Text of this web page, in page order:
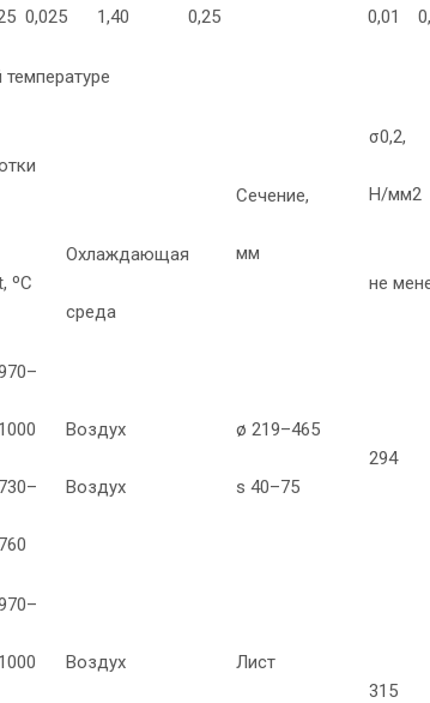
0,025 1,40 0,25 0,01
Сечение,
мм
σ0,2,
Н/мм2
ºС
Охлаждающая
среда
не
1000
730–
760
Воздух
Воздух
ø 219–465
s 40–75
294
1000 Воздух Лист
315